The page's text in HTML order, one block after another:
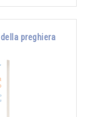
preghiera